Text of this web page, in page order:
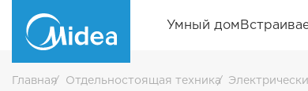
Умный дом
Главная Отдельностоящая техника